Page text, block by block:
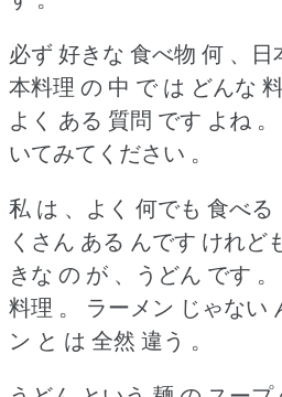
必ず 好きな 食べ物 何 、日
本料理 の 中 で は どんな
よく ある 質問 です よね 。
いてみてください 。
私 は 、よく 何でも 食べる
くさん ある んです けれど
きな の が 、うどん です 。
料理 。
ラーメン じゃない
ン と は 全然 違う 。